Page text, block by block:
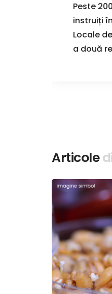
Peste
instruiți
Locale
a două
Articole